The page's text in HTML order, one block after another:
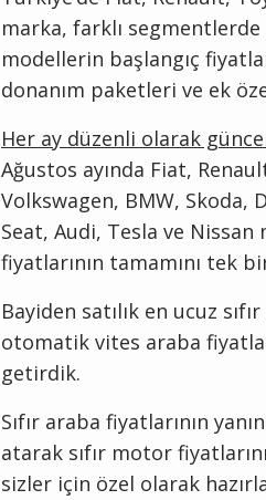
marka, farklı
modellerin başlangıç
donanım paketleri ve ek
Her ay düzenli olarak
Ağustos ayında Fiat,
Volkswagen, BMW, Skoda,
Seat, Audi, Tesla ve
fiyatlarının tamamını tek
Bayiden satılık en ucuz
otomatik vites araba
getirdik.
Sıfır araba fiyatlarının
atarak sıfır motor
sizler için özel olarak